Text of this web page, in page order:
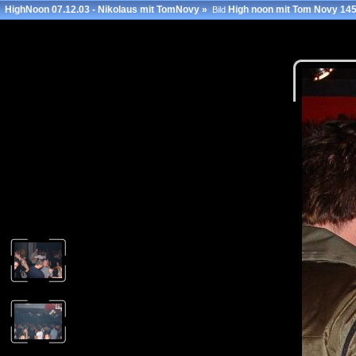
HighNoon 07.12.03 - Nikolaus mit TomNovy»BildHigh noon mit Tom Novy 145